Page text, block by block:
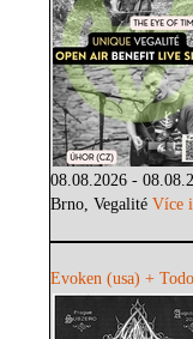
08.08.2026 -
Brno, VegalitéVíce
Evoken (usa) +